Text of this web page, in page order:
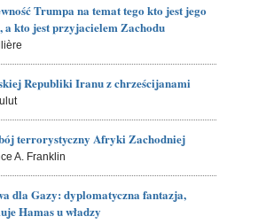
Trumpa na temat tego kto jest jego
a kto jest przyjacielem Zachodu
Republiki Iranu z chrześcijanami
terrorystyczny Afryki Zachodniej
A. Franklin
dla Gazy: dyplomatyczna fantazja,
Hamas u władzy